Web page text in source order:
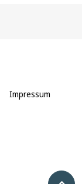
Impressum